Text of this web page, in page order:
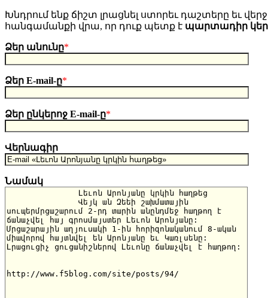
Խնդրում ենք ճիշտ լրացնել ստորեւ դաշտերը եւ
հանգամանքի վրա, որ դուք պետք է պարտադիր
Ձեր անունը*
Ձեր E-mail-ը*
Ձեր ընկերոջ E-mail-ը*
Վերնագիր
Նամակ